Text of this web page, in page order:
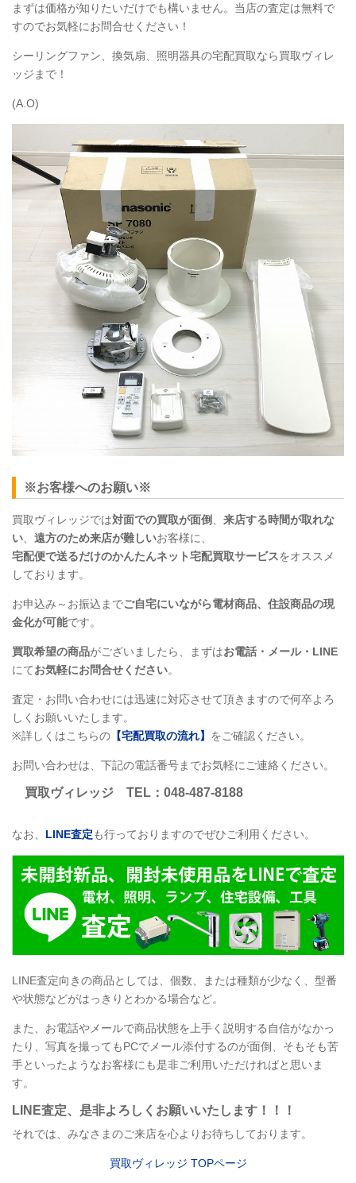
まずは価格が知りたいだけでも構いません。当店の査定は無料で
すのでお気軽にお問合せください！
シーリングファン、換気扇、照明器具の宅配買取なら買取ヴィレ
ッジまで！
(A.O)
※お客様へのお願い※
買取ヴィレッジでは対面での買取が面倒
来店する時間が取れな
い
遠方のため来店が難しいお客様に、
宅配便で送るだけのかんたんネット宅配買取サービスをオススメ
しております。
お申込み～お振込までご自宅にいながら電材商品、住設商品の現
金化が可能です。
買取希望の商品がございましたら、まずはお電話・メール・LINE
にてお気軽にお問合せください。
査定・お問い合わせには迅速に対応させて頂きますので何卒よろ
しくお願いいたします。
※詳しくはこちらの 【宅配買取の流れ】 をご確認ください。
お問い合わせは、下記の電話番号までお気軽にご連絡ください。
買取ヴィレッジ TEL ：048-487-8188
なお、 LINE査定も行っておりますのでぜひご利用ください。
LINE査定向きの商品としては、個数、または種類が少なく、型番
や状態などがはっきりとわかる場合など。
また、お電話やメールで商品状態を上手く説明する自信がなかっ
たり、写真を撮ってもPCでメール添付するのが面倒、そもそも苦
手といったようなお客様にも是非ご利用いただければと思いま
す。
LINE査定、是非よろしくお願いいたします！！！
それでは、みなさまのご来店を心よりお待ちしております。
買取ヴィレッジ TOPページ